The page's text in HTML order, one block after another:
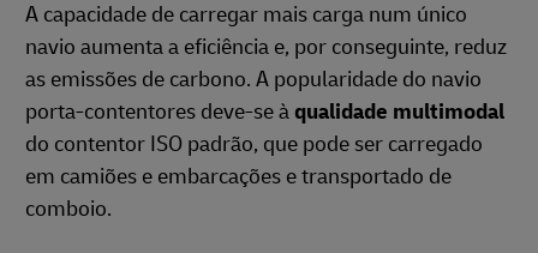
A capacidade de carregar mais carga num único
navio aumenta a eficiência e, por conseguinte, reduz
as emissões de carbono. A popularidade do navio
porta-contentores deve-se àqualidade multimodal
do contentor ISO padrão, que pode ser carregado
em camiões e embarcações e transportado de
comboio.